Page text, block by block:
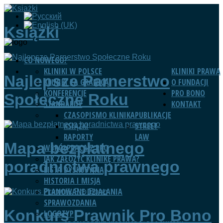
CO NOWEGO?
KLINIKI PRAWA
KLINIKI W POLSCE
KLINIKI ZA GRANICĄ
KONFERENCJE
STANDARDY
PUBLIKACJE
CZASOPISMO KLINIKA
KSIĄŻKI
RAPORTY
STREET
LAW
WSPÓŁPRACA Z RPO
JAK ZAŁOŻYĆ KLINIKĘ PRAWA?
LISTA DYSKUSYJNA
O FUNDACJI
HISTORIA I MISJA
PLANOWANE DZIAŁANIA
SPRAWOZDANIA
LOGOTYP
PRO BONO
KONTAKT
Książki
Najlepsze Parnerstwo
Społeczne Roku
Mapa bezpłatnego
poradnictwa prawnego
Konkurs Prawnik Pro Bono